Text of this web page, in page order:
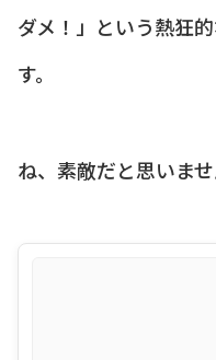
ダメ！」という熱狂
す。
ね、素敵だと思いま